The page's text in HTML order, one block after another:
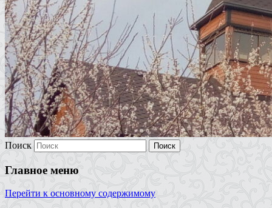
Поиск
Главное меню
Перейти к основному содержимому